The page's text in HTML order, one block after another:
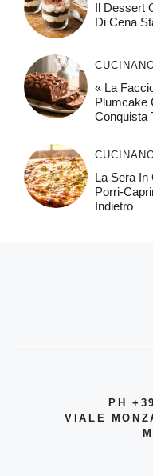
Il Dessert
Di Cena
CUCINA
« La
Plumcake
Conquista
CUCINA
La Sera In
Porri-
Indietro
PH
VIALE